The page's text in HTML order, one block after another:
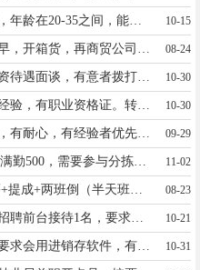
电脑店招聘，有无经验均可，年龄在20-35之间，能上高安监控，学习期间，有带薪工资，学会留用，能独立完成工作，工资3000元，工作时间早8晚5，中午1.5时吃饭，每个月4天带薪假和节假日，长期干给交养老保险，能在友好居住，要求有责任心，善于沟通，身体健康，地址，友好，电话号码13136716789夏女士18604588388 10-15
08-24
新区诊所招聘护士一名，工资待遇面谈，有意者拨打电话：李女士13304580717李女士13304580717 10-30
门诊招聘护士一名，要求有经验，有职业资格证。转正后缴纳三险，薪酬待遇面议。面试地址：伊春区东步行街德馨堂中心店二楼人力资源部。联系电话：3336692或18324651141冯女士18324651141 10-30
诚聘药店营业员，有责任心，有耐心，有经验者优先，工作地点凤凰水岸，工资待遇优厚王女士19845806567 09-29
招聘B证司机，月工资5200+满勤500，需要参与分拣装车,不参与分拣装车3600元全职内勤:工资4000(底薪3800+200满勤)工作内容:分拣扫描快件装卸工:工资4000(底薪3800+200满勤)工作内容:装卸快件要求:无重大疾病脑梗心梗心脏病等工作地点:汇源展厅对面。联系电话:13766789712王经理15304580178 11-02
08-23
龙源北方基地，现面向社会招聘前台接待1名，要求女性，形象佳，善于沟通，有相关工作经验者优先。工作班制上24小时休24小时，交五险，一年后享受有薪年假，各项待遇从优，工资面议。工作地址：伊美区新区仙翁山大街2号孟女士18324688845 10-21
酒水商贸招聘办公室文员，要求会用进销存软件，有工作经验，联系电话17845087999梁志17845087999 10-31